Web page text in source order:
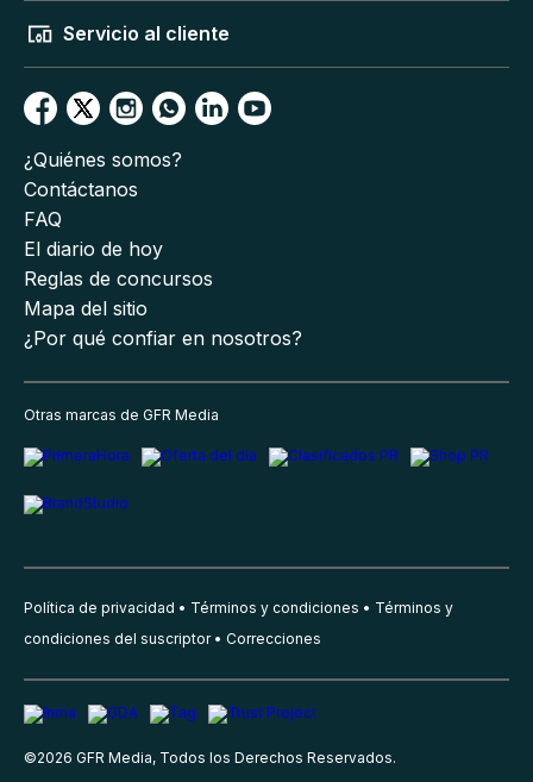
Servicio al cliente
¿Quiénes somos?
Contáctanos
FAQ
El diario de hoy
Reglas de concursos
Mapa del sitio
¿Por qué confiar en nosotros?
Otras marcas de GFR Media
Política de privacidad Términos y condiciones
Términos y
condiciones del suscriptor
Correcciones
©2026 GFR Media, Todos los Derechos Reservados.